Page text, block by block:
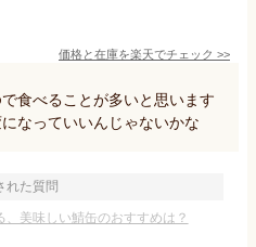
価格と在庫を楽天でチェック >>
食べることが多いと思います
なっていいんじゃないかな
れた質問
美味しい鯖缶のおすすめは？